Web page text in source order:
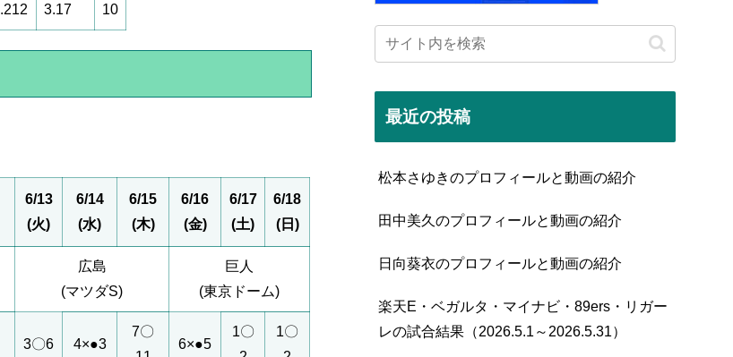
.212 3.17 10
6/13
(火)
6/14
(水)
6/15
(木)
6/16
(金)
6/17
(土)
6/18
(日)
広島
(マツダS)
巨人
(東京ドーム)
3〇6 4×●3
7〇
6×●5
1〇
1〇
最近の投稿
松本さゆきのプロフィールと動画の紹介
田中美久のプロフィールと動画の紹介
日向葵衣のプロフィールと動画の紹介
楽天E・ベガルタ・マイナビ・89ers・リガー
レの試合結果（2026.5.1～2026.5.31）